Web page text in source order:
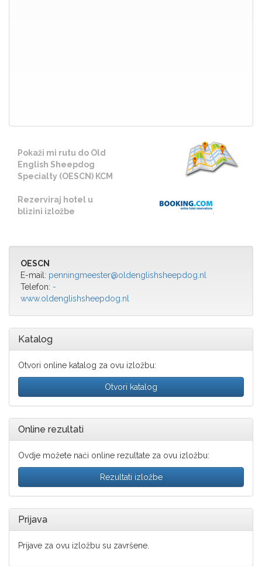
English Sheepdog
Specialty (OESCN) KCM
blizini izložbe
E-mail:
Telefon:-
www.oldenglishsheepdog.nl
Katalog
Otvori online katalog za ovu izložbu:
Otvori katalog
Online rezultati
Ovdje možete naći online rezultate za ovu izložbu:
Rezultati izložbe
Prijava
Prijave za ovu izložbu su završene.